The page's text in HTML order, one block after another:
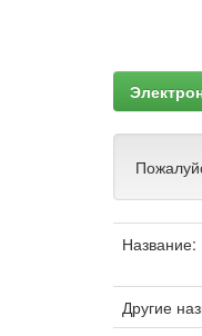
Название:
Другие